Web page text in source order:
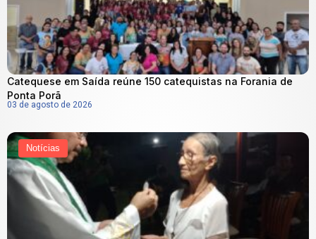
Catequese em Saída reúne 150 catequistas na Forania de
Ponta Porã
03 de agosto de 2026
Notícias